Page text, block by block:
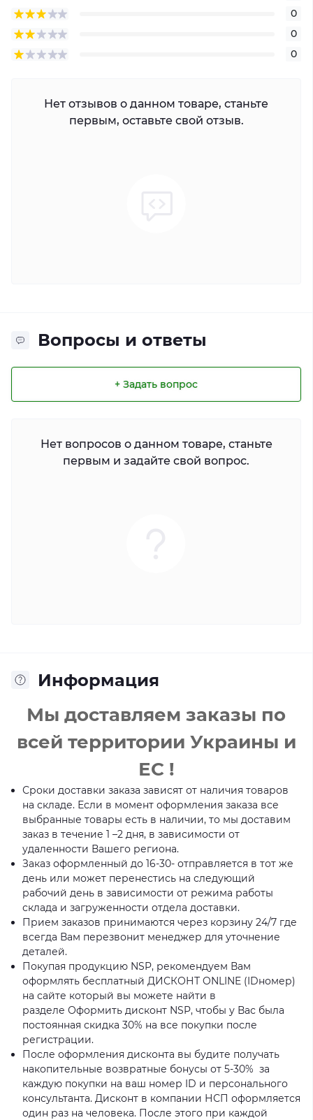
0
0
0
Нет отзывов о данном товаре, станьте
первым, оставьте свой отзыв.
Вопросы и ответы
+ Задать вопрос
Нет вопросов о данном товаре, станьте
первым и задайте свой вопрос.
Информация
Мы доставляем заказы по
всей территории Украины и
ЕС !
Сроки доставки заказа зависят от наличия товаров
на складе. Если в момент оформления заказа все
выбранные товары есть в наличии, то мы доставим
заказ в течение 1 –2 дня, в зависимости от
удаленности Вашего региона.
Заказ оформленный до 16-30- отправляется в тот же
день или может перенестись на следующий
рабочий день в зависимости от режима работы
склада и загруженности отдела доставки.
Прием заказов принимаются через корзину 24/7 где
всегда Вам перезвонит менеджер для уточнение
деталей.
Покупая продукцию NSP, рекомендуем Вам
оформлять бесплатный ДИСКОНТ ONLINE (IDномер)
на сайте который вы можете найти в
разделе Оформить дисконт NSP, чтобы у Вас была
постоянная скидка 30% на все покупки после
регистрации.
После оформления дисконта вы будите получать
накопительные возвратные бонусы от 5-30% за
каждую покупки на ваш номер ID и персонального
консультанта. Дисконт в компании НСП оформляется
один раз на человека. После этого при каждой